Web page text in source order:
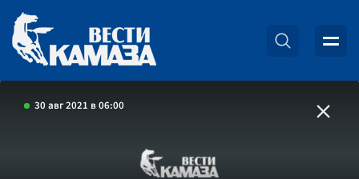
30 авг 2021 в 06:00